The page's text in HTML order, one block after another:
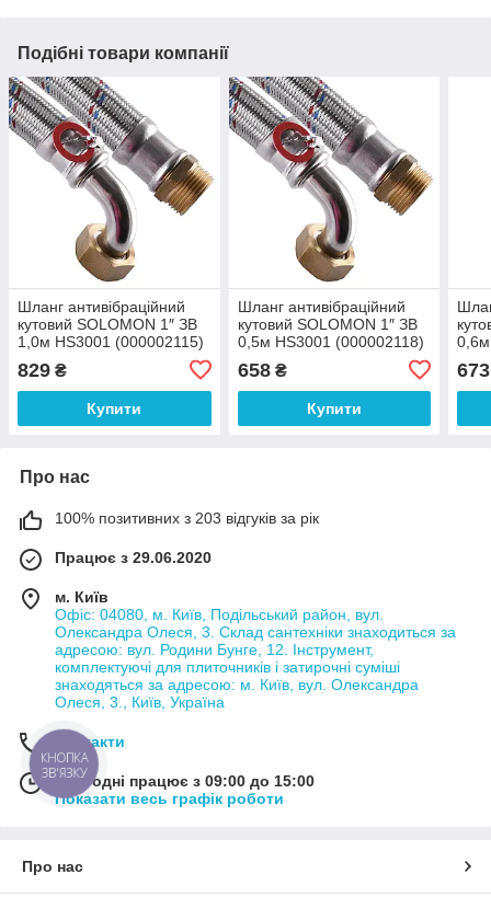
Подібні товари компанії
Шланг антивібраційний
кутовий SOLOMON 1″ ЗВ
1,0м HS3001 (000002115)
829 ₴
Купити
Шланг антивібраційний
кутовий SOLOMON 1″ ЗВ
0,5м HS3001 (000002118)
658₴
Купити
673
Про нас
100% позитивних з 203 відгуків за рік
Працює з 29.06.2020
м. Київ
Офіс: 04080, м. Київ, Подільський район, вул.
Олександра Олеся, 3. Склад сантехніки знаходиться за
адресою: вул. Родини Бунге, 12. Інструмент,
комплектуючі для плиточників і затирочні суміші
знаходяться за адресою: м. Київ, вул. Олександра
Олеся, 3., Київ, Україна
Контакти
Сьогодні працює з 09:00 до 15:00
Показати весь графік роботи
Про нас
КНОПКА
ЗВ'ЯЗКУ